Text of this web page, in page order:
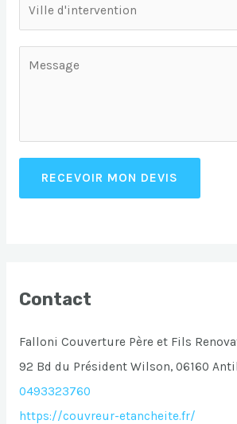
RECEVOIR MON DEVIS
Contact
Falloni Couverture Père et Fils
92 Bd du Président Wilson, 06160
0493323760
https://couvreur-etancheite.fr/